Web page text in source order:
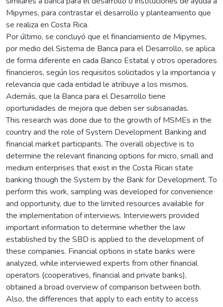
Mipymes, para contrastar el desarrollo y planteamiento que
se realiza en Costa Rica.
Por último, se concluyó que el financiamiento de Mipymes,
por medio del Sistema de Banca para el Desarrollo, se aplica
de forma diferente en cada Banco Estatal y otros operadores
financieros, según los requisitos solicitados y la importancia y
relevancia que cada entidad le atribuye a los mismos.
Además, que la Banca para el Desarrollo tiene
oportunidades de mejora que deben ser subsanadas.
This research was done due to the growth of MSMEs in the
country and the role of System Development Banking and
financial market participants. The overall objective is to
determine the relevant financing options for micro, small and
medium enterprises that exist in the Costa Rican state
banking though the System by the Bank for Development. To
perform this work, sampling was developed for convenience
and opportunity, due to the limited resources available for
the implementation of interviews. Interviewers provided
important information to determine whether the law
established by the SBD is applied to the development of
these companies. Financial options in state banks were
analyzed, while interviewed experts from other financial
operators (cooperatives, financial and private banks),
obtained a broad overview of comparison between both.
Also, the differences that apply to each entity to access